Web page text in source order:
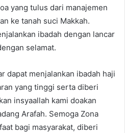
yang tulus dari manajemen
ke tanah suci Makkah.
ibadah dengan lancar
selamat.
dapat menjalankan ibadah haji
yang tinggi serta diberi
insyaallah kami doakan
Arafah. Semoga Zona
bagi masyarakat, diberi